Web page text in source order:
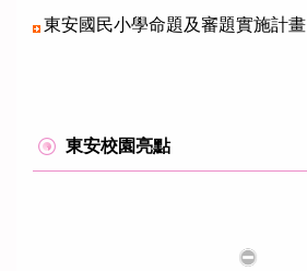
東安國民小學命題及審題實施計畫
東安校園亮點